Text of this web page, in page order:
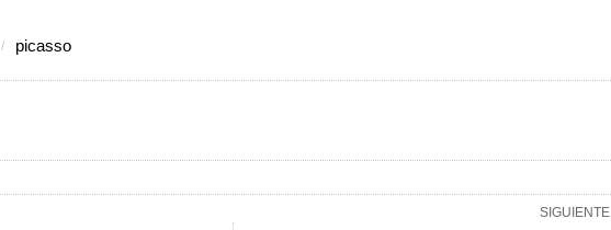
picasso
SIGUIENTE